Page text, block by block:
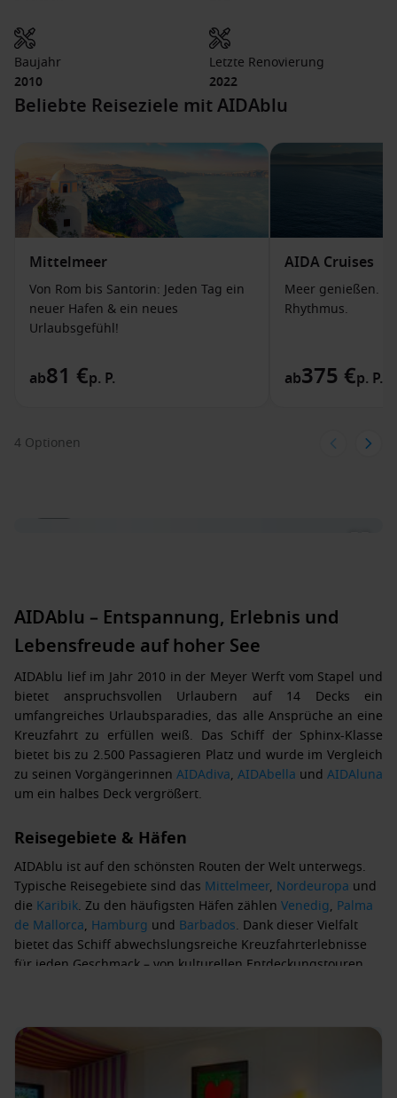
Baujahr
2010
Letzte Renovierung
2022
Beliebte Reiseziele mit AIDAblu
Mittelmeer
Von Rom bis Santorin: Jeden Tag ein
neuer Hafen & ein neues
Urlaubsgefühl!
ab81 €p. P.
AIDA Cruises
Meer genießen.
Rhythmus.
ab375 €p. P.
4 Optionen
AIDAblu – Entspannung, Erlebnis und
Lebensfreude auf hoher See
AIDAblu lief im Jahr 2010 in der Meyer Werft vom Stapel und
bietet anspruchsvollen Urlaubern auf 14 Decks ein
umfangreiches Urlaubsparadies, das alle Ansprüche an eine
Kreuzfahrt zu erfüllen weiß. Das Schiff der Sphinx-Klasse
bietet bis zu 2.500 Passagieren Platz und wurde im Vergleich
zu seinen Vorgängerinnen AIDAdiva, AIDAbella und AIDAluna
um ein halbes Deck vergrößert.
Reisegebiete & Häfen
AIDAblu ist auf den schönsten Routen der Welt unterwegs.
Typische Reisegebiete sind das Mittelmeer, Nordeuropa und
die Karibik. Zu den häufigsten Häfen zählen Venedig, Palma
de Mallorca, Hamburg und Barbados. Dank dieser Vielfalt
bietet das Schiff abwechslungsreiche Kreuzfahrterlebnisse
für jeden Geschmack – von kulturellen Entdeckungstouren
Kulinarik an Bord
Feinschmecker kommen auf der AIDAblu
Ob im Buffetrestaurant, im À-la-carte-Restaurant „Rossini“